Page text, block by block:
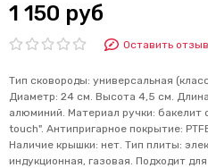
1 150 руб
Оставить отзыв
Тип сковороды: универсальная
Диаметр: 24 см. Высота 4,5 см.
алюминий. Материал ручки:
touch". Антипригарное покрытие:
Наличие крышки: нет. Тип плиты:
индукционная, газовая. Подходит